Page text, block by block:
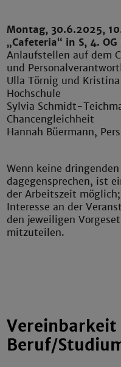
Montag, 30.6.2025,
„Cafeteria“ in S, 4.
Anlaufstellen auf dem
und
Ulla Törnig und
Hochschule
Sylvia Schmidt-
Chancengleichheit
Hannah Büermann,
Wenn keine
dagegensprechen, ist
der Arbeitszeit
Interesse an der
den jeweiligen
mitzuteilen.
Vereinbarkeit
Beruf/